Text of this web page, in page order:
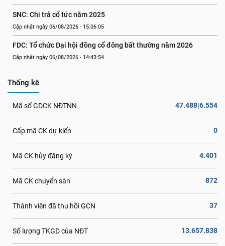
SNC: Chi trả cổ tức năm 2025
Cập nhật ngày 06/08/2026 - 15:06:05
FDC: Tổ chức Đại hội đồng cổ đông bất thường năm 2026
Cập nhật ngày 06/08/2026 - 14:43:54
Thống kê
Mã số GDCK NĐTNN 47.488|6.554
Cấp mã CK dự kiến 0
Mã CK hủy đăng ký 4.401
Mã CK chuyển sàn 872
Thành viên đã thu hồi GCN 37
Số lượng TKGD của NĐT 13.657.838